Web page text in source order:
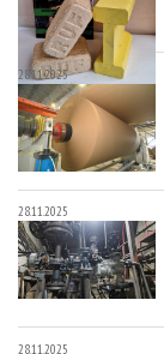
28.11.2025
28.11.2025
28.11.2025